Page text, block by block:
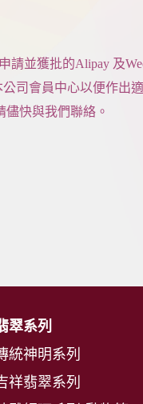
並獲批的Alipay 及
司會員中心以便作出
快與我們聯絡。
翠系列
統神明系列
祥翡翠系列